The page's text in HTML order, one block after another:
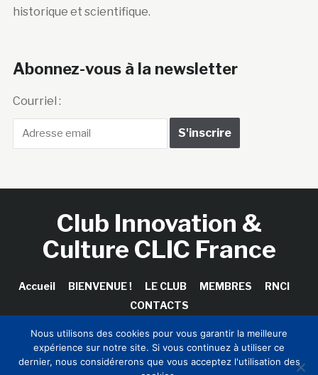
historique et scientifique.
Abonnez-vous à la newsletter
Courriel :
Club Innovation &
Culture CLIC France
Accueil BIENVENUE ! LE CLUB MEMBRES
RNCI
CONTACTS
Copyright © 2026 Club Innovation & Culture CLIC France /
Nous utilisons des cookies pour vous garantir la meilleure
expérience sur notre site. Si vous continuez à utiliser ce
dernier, nous considérerons que vous acceptez l'utilisation des